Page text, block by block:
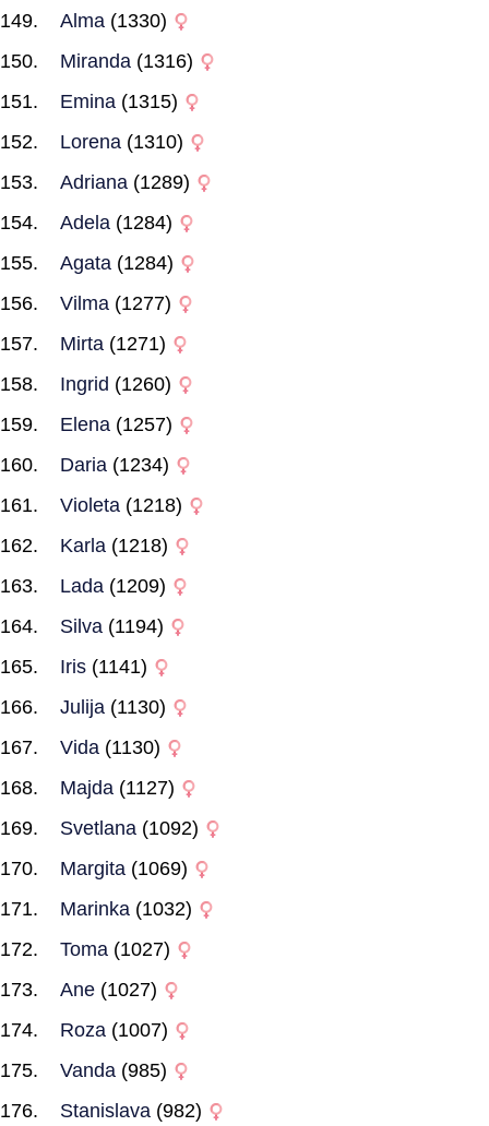
Alma (1330)
Miranda (1316)
Emina (1315)
Lorena (1310)
Adriana (1289)
Adela (1284)
Agata (1284)
Vilma (1277)
Mirta (1271)
Ingrid (1260)
Elena (1257)
Daria (1234)
Violeta (1218)
Karla (1218)
Lada (1209)
Silva (1194)
Iris (1141)
Julija (1130)
Vida (1130)
Majda (1127)
Svetlana (1092)
Margita (1069)
Marinka (1032)
Toma (1027)
Ane (1027)
Roza (1007)
Vanda (985)
Stanislava (982)